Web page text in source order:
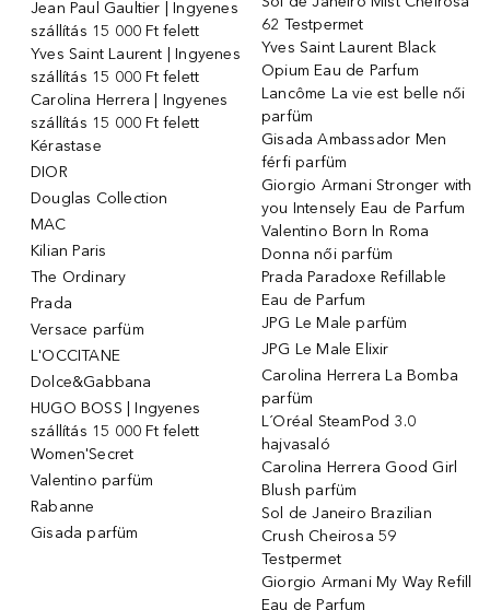
Jean Paul Gaultier | Ingyenes
szállítás 15 000 Ft felett
Yves Saint Laurent | Ingyenes
szállítás 15 000 Ft felett
Carolina Herrera | Ingyenes
szállítás 15 000 Ft felett
Kérastase
DIOR
Douglas Collection
MAC
Kilian Paris
The Ordinary
Prada
Versace parfüm
L'OCCITANE
Dolce&Gabbana
HUGO BOSS | Ingyenes
szállítás 15 000 Ft felett
Women'Secret
Valentino parfüm
Rabanne
Gisada parfüm
62 Testpermet
Yves Saint Laurent Black
Opium Eau de Parfum
Lancôme La vie est belle női
parfüm
Gisada Ambassador Men
férfi parfüm
Giorgio Armani Stronger with
you Intensely Eau de Parfum
Valentino Born In Roma
Donna női parfüm
Prada Paradoxe Refillable
Eau de Parfum
JPG Le Male parfüm
JPG Le Male Elixir
Carolina Herrera La Bomba
parfüm
L´Oréal SteamPod 3.0
hajvasaló
Carolina Herrera Good Girl
Blush parfüm
Sol de Janeiro Brazilian
Crush Cheirosa 59
Testpermet
Giorgio Armani My Way Refill
Eau de Parfum